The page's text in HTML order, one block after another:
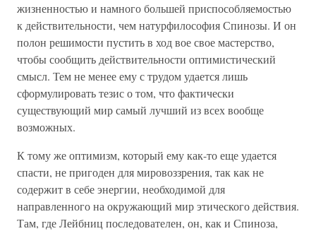
жизненностью и намного большей приспособляемостью
к действительности, чем натурфилософия Спинозы. И он
полон решимости пустить в ход вое свое мастерство,
чтобы сообщить действительности оптимистический
смысл. Тем не менее ему с трудом удается лишь
сформулировать тезис о том, что фактически
существующий мир самый лучший из всех вообще
возможных.
К тому же оптимизм, который ему как-то еще удается
спасти, не пригоден для мировоззрения, так как не
содержит в себе энергии, необходимой для
направленного на окружающий мир этического действия.
Там, где Лейбниц последователен, он, как и Спиноза,